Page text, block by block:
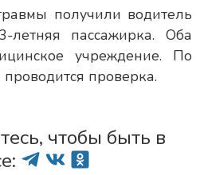
получили водитель
пассажирка. Оба
учреждение. По
проверка.
чтобы быть в